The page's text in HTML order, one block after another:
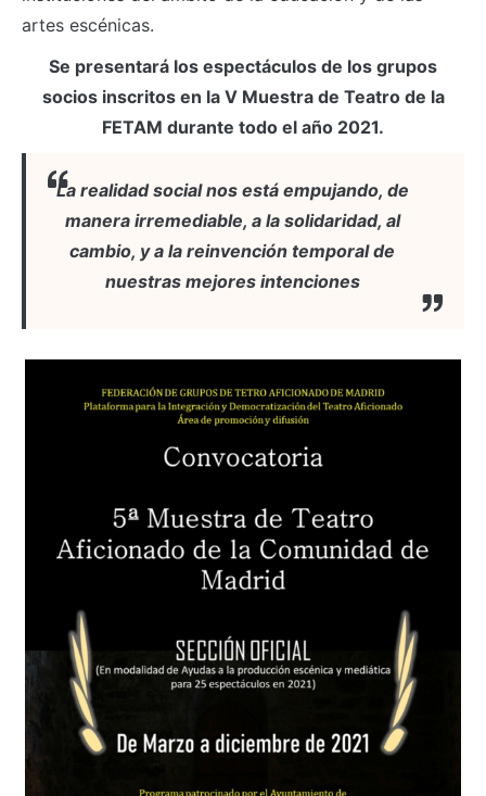
artes escénicas.
Se presentará los espectáculos de los grupos
socios inscritos en la V Muestra de Teatro de la
FETAM durante todo el año 2021.
La realidad social nos está empujando, de
manera irremediable, a la solidaridad, al
cambio, y a la reinvención temporal de
nuestras mejores intenciones